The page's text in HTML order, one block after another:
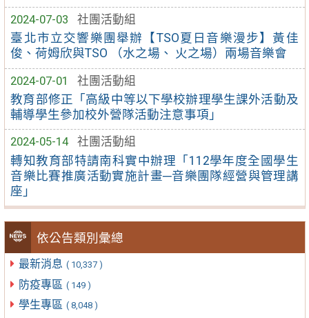
2024-07-03
社團活動組
臺北市立交響樂團舉辦【TSO夏日音樂漫步】黃佳
俊、荷姆欣與TSO （水之場、 火之場）兩場音樂會
2024-07-01
社團活動組
教育部修正「高級中等以下學校辦理學生課外活動及
輔導學生參加校外營隊活動注意事項」
2024-05-14
社團活動組
轉知教育部特請南科實中辦理「112學年度全國學生
音樂比賽推廣活動實施計畫─音樂團隊經營與管理講
座」
依公告類別彙總
最新消息 ( 10,337 )
防疫專區 ( 149 )
學生專區 ( 8,048 )